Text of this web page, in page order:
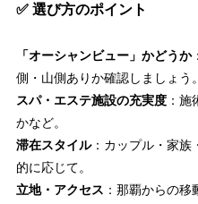
✅ 選び方のポイント
「オーシャンビュー」かどうか
側・山側ありか確認しましょう。
スパ・エステ施設の充実度：施
かなど。
滞在スタイル：カップル・家族
的に応じて。
立地・アクセス ：那覇からの